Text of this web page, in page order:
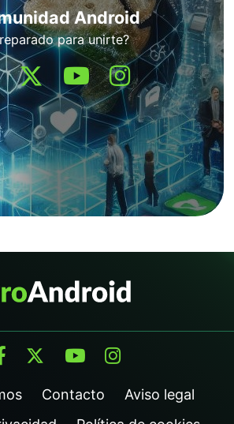
Android
para unirte?
Contacto
Aviso legal